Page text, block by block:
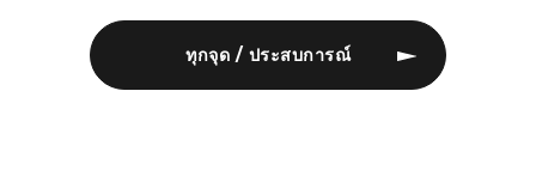
ทุกจุด / ประสบการณ์